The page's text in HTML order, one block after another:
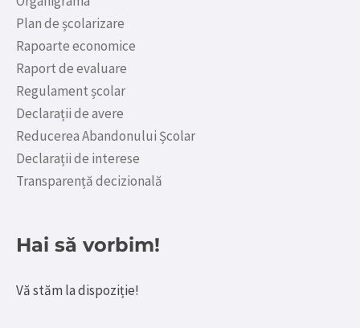
Plan de școlarizare
Rapoarte economice
Raport de evaluare
Regulament școlar
Declarații de avere
Reducerea Abandonului Școlar
Declarații de interese
Transparență decizională
Hai să vorbim!
Vă stăm la dispoziție!